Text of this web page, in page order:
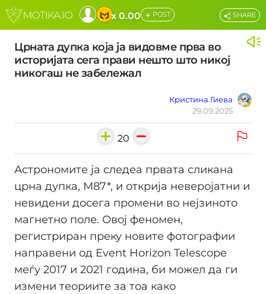
x 0.00 + POST
Црната дупка која ја видовме прва во
историјата сега прави нешто што никој
никогаш не забележал
Кристина Гиева
29.09.2025
SHARE
20
Астрономите ја следеа првата сликана
црна дупка, М87*, и открија неверојатни и
невидени досега промени во нејзиното
магнетно поле. Овој феномен,
регистриран преку новите фотографии
направени од Event Horizon Telescope
меѓу 2017 и 2021 година, би можел да ги
измени теориите за тоа како